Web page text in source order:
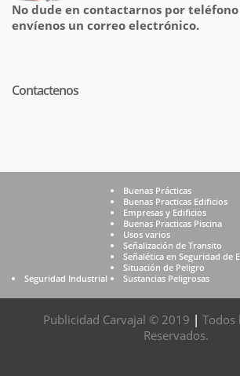
No dude en contactarnos por
envíenos un correo electrónico.
Contactenos
Seguridad Industrial
Buenas Prácticas
Buenas Practicas Edificios
Empresas y Edificios
Buenas Practicas Piscina
Usos varios
Señalización de Transito
Señalética en Seguridad de
Situación de Peligro
Sustancias Peligrosas
Publicidad Carvajal © 2019 | Todos
Reservados.